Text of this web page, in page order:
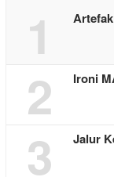
1
2 Ironi
3 Jalur